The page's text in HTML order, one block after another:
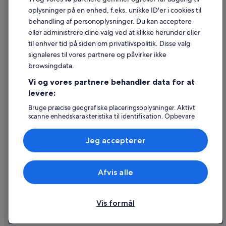
Retningslinjer for indhold og indberetning af indhold
Hjælp
Kontakt os
Ændr eller afbestil din reservation
Forløb og behandlingstider for refusion
Book en flyrejse med et tilgodehavende fra et flyselskab
Internationale rejsedokumenter
Expedia, Inc. er ikke ansvarlig for indhold fra eksterne hjemmesider.
© 2026 Expedia, Inc. – en del af Expedia Group. Alle rettigheder
forbeholdes. Expedia og Expedias logo er varemærker eller registrerede
oplysninger på en enhed, f.eks. unikke ID'er i cookies til
behandling af personoplysninger. Du kan acceptere
eller administrere dine valg ved at klikke herunder eller
til enhver tid på siden om privatlivspolitik. Disse valg
signaleres til vores partnere og påvirker ikke
browsingdata.
Vi og vores partnere behandler data for at
levere:
Bruge præcise geografiske placeringsoplysninger. Aktivt
scanne enhedskarakteristika til identifikation. Opbevare
annoncering og indhold, annoncerings- og
indholdsmåling, målgruppeundersøgelser og udvikling af
tjenester.
Liste over partnere (leverandører)
Vis formål
Afvis alle
Jeg accepterer